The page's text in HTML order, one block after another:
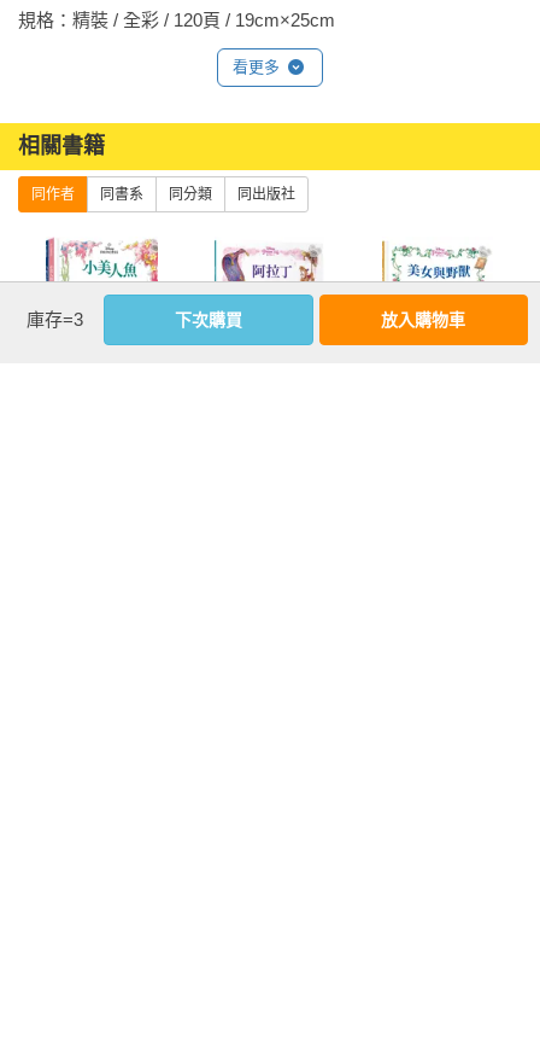
規格：精裝 / 全彩 / 120頁 / 19cm×25cm
看更多
相關書籍
同作者 同書系 同分類 同出版社
庫存=3 下次購買 放入購物車